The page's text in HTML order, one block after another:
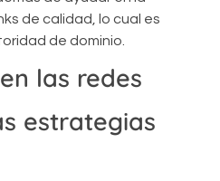
de calidad, lo cual es
de dominio.
las redes
estrategias